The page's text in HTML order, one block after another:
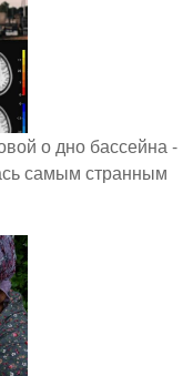
о дно бассейна -
самым странным